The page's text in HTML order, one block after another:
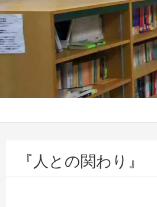
『人との関わり』